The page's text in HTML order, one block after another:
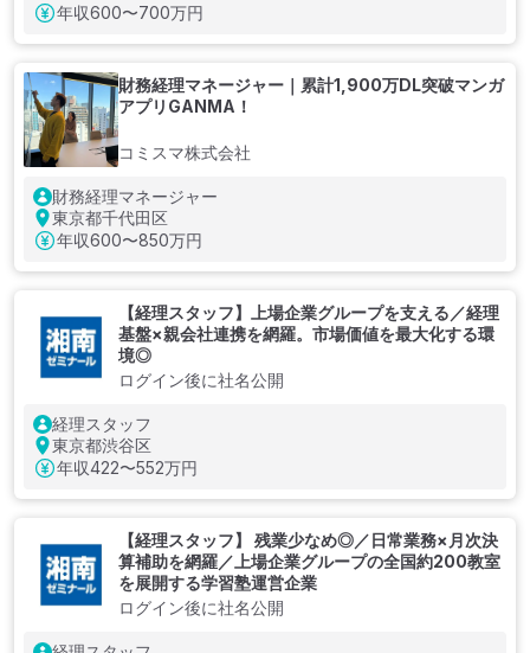
年収600〜700万円
財務経理マネージャー｜累計1,900万DL突破マンガ
アプリGANMA！
コミスマ株式会社
財務経理マネージャー
東京都千代田区
年収600〜850万円
【経理スタッフ】上場企業グループを支える／経理
基盤×親会社連携を網羅。市場価値を最大化する環
境◎
ログイン後に社名公開
経理スタッフ
東京都渋谷区
年収422〜552万円
【経理スタッフ】 残業少なめ◎／日常業務×月次決
算補助を網羅／上場企業グループの全国約200教室
を展開する学習塾運営企業
ログイン後に社名公開